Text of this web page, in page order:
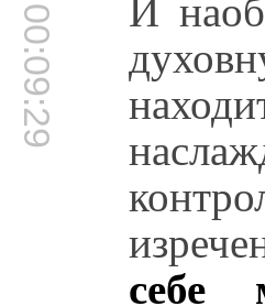
00:09:29
себе